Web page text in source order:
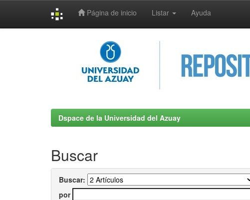
Página de inicio Listar Ayuda
Dspace de la Universidad del Azuay
Buscar
Buscar:
por